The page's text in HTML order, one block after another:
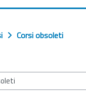
Corsi obsoleti
corso